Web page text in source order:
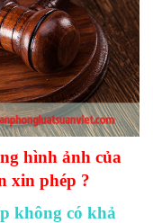
hình ảnh của
xin phép ?
không có khả